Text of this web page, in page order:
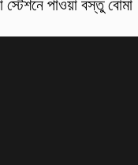
স্টেশনে পাওয়া বস্তু বোমা